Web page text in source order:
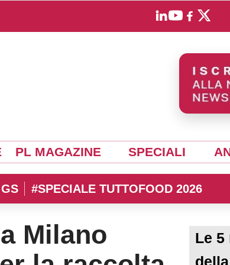
PL MAGAZINE SPECIALI
#SPECIALE TUTTOFOOD 2026
Milano
Le 5